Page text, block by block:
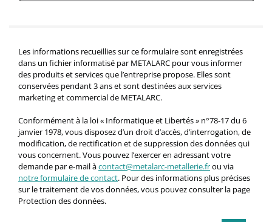
Les informations recueillies sur ce formulaire sont enregistrées
dans un fichier informatisé par METALARC pour vous informer
des produits et services que l’entreprise propose. Elles sont
conservées pendant 3 ans et sont destinées aux services
marketing et commercial de METALARC.
Conformément à la loi « Informatique et Libertés » n°78-17 du 6
janvier 1978, vous disposez d’un droit d’accès, d’interrogation, de
modification, de rectification et de suppression des données qui
vous concernent. Vous pouvez l’exercer en adressant votre
demande par e-mail àcontact@metalarc-metallerie.frou via
notre formulaire de contact. Pour des informations plus précises
sur le traitement de vos données, vous pouvez consulter la page
Protection des données.